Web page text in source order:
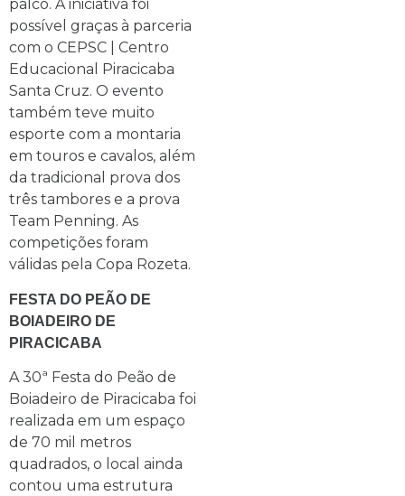
palco. A iniciativa foi
possível graças à parceria
com o CEPSC | Centro
Educacional Piracicaba
Santa Cruz. O evento
também teve muito
esporte com a montaria
em touros e cavalos, além
da tradicional prova dos
três tambores e a prova
Team Penning. As
competições foram
válidas pela Copa Rozeta.
FESTA DO PEÃO DE
BOIADEIRO DE
PIRACICABA
A 30ª Festa do Peão de
Boiadeiro de Piracicaba foi
realizada em um espaço
de 70 mil metros
quadrados, o local ainda
contou uma estrutura